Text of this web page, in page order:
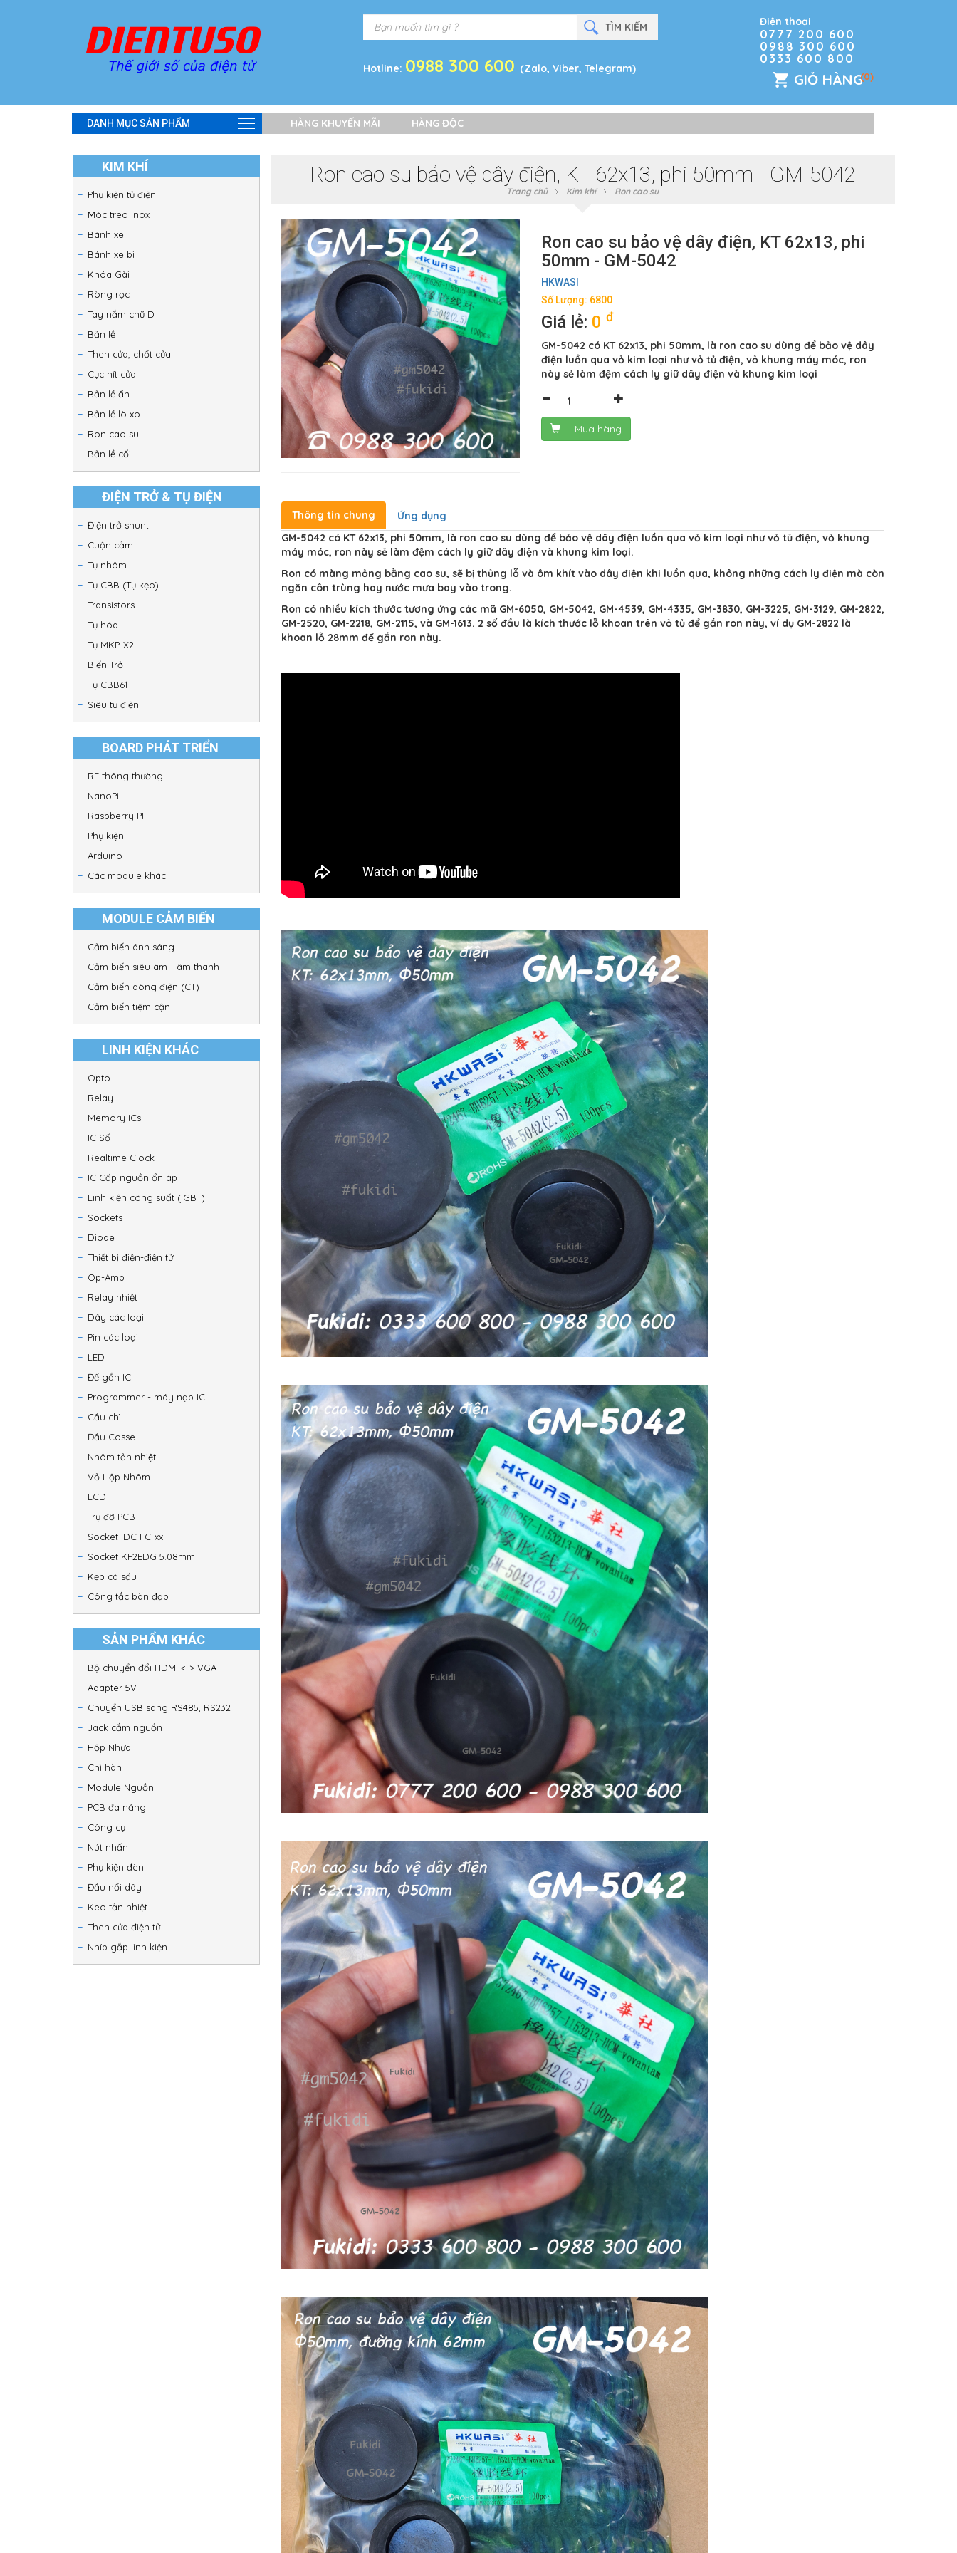
Hotline: 0988 300 600 (Zalo, Viber, Telegram)
Điện thoại
0777 200 600
0988 300 600
0333 600 800
GIỎ HÀNG(0)
DANH MỤC SẢN PHẨM HÀNG KHUYẾN MÃI HÀNG ĐỘC
KIM KHÍ
Phụ kiện tủ điện
Móc treo Inox
Bánh xe
Bánh xe bi
Khóa Gài
Ròng rọc
Tay nắm chữ D
Bản lề
Then cửa, chốt cửa
Cục hít cửa
Bản lề ẩn
Bản lề lò xo
Ron cao su
Bản lề cối
ĐIỆN TRỞ & TỤ ĐIỆN
Điện trở shunt
Cuộn cảm
Tụ nhôm
Tụ CBB (Tụ kẹo)
Transistors
Tụ hóa
Tụ MKP-X2
Biến Trở
Tụ CBB61
Siêu tụ điện
BOARD PHÁT TRIỂN
RF thông thường
NanoPi
Raspberry PI
Phụ kiện
Arduino
Các module khác
MODULE CẢM BIẾN
Cảm biến ánh sáng
Cảm biến siêu âm - âm thanh
Cảm biến dòng điện (CT)
Cảm biến tiệm cận
LINH KIỆN KHÁC
Opto
Relay
Memory ICs
IC Số
Realtime Clock
IC Cấp nguồn ổn áp
Linh kiện công suất (IGBT)
Sockets
Diode
Thiết bị điện-điện tử
Op-Amp
Relay nhiệt
Dây các loại
Pin các loại
LED
Đế gắn IC
Programmer - máy nạp IC
Cầu chì
Đầu Cosse
Nhôm tản nhiệt
Vỏ Hộp Nhôm
LCD
Trụ đỡ PCB
Socket IDC FC-xx
Socket KF2EDG 5.08mm
Kẹp cá sấu
Công tắc bàn đạp
SẢN PHẨM KHÁC
Bộ chuyển đổi HDMI <-> VGA
Adapter 5V
Chuyển USB sang RS485, RS232
Jack cắm nguồn
Hộp Nhựa
Chì hàn
Module Nguồn
PCB đa năng
Công cụ
Nút nhấn
Phụ kiện đèn
Đầu nối dây
Keo tản nhiệt
Then cửa điện tử
Nhíp gắp linh kiện
Ron cao su bảo vệ dây điện, KT 62x13, phi 50mm - GM-5042
Trang chủ Kim khí Ron cao su
Ron cao su bảo vệ dây điện, KT 62x13, phi
50mm - GM-5042
HKWASI
Số Lượng: 6800
Giá lẻ: 0đ
GM-5042 có KT 62x13, phi 50mm, là ron cao su dùng để bảo vệ dây
điện luồn qua vỏ kim loại như vỏ tủ điện, vỏ khung máy móc, ron
này sẻ làm đệm cách ly giữ dây điện và khung kim loại
Mua hàng
Thông tin chung
Ứng dụng
GM-5042 có KT 62x13, phi 50mm, là ron cao su dùng để bảo vệ dây điện luồn qua vỏ kim loại như vỏ tủ điện, vỏ khung
máy móc, ron này sẻ làm đệm cách ly giữ dây điện và khung kim loại.
Ron có màng mỏng bằng cao su, sẽ bị thủng lỗ và ôm khít vào dây điện khi luồn qua, không những cách ly điện mà còn
ngăn côn trùng hay nước mưa bay vào trong.
Ron có nhiều kích thước tương ứng các mã GM-6050, GM-5042, GM-4539, GM-4335, GM-3830, GM-3225, GM-3129, GM-2822,
GM-2520, GM-2218, GM-2115, và GM-1613. 2 số đầu là kích thước lỗ khoan trên vỏ tủ để gắn ron này, ví dụ GM-2822 là
khoan lỗ 28mm để gắn ron này.